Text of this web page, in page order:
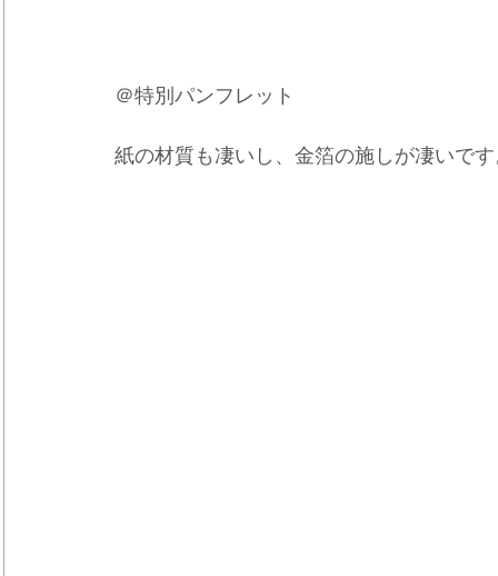
＠特別パンフレット
紙の材質も凄いし、金箔の施しが凄いで